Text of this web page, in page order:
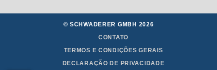
© SCHWADERER GMBH 2026
CONTATO
TERMOS E CONDIÇÕES GERAIS
DECLARAÇÃO DE PRIVACIDADE